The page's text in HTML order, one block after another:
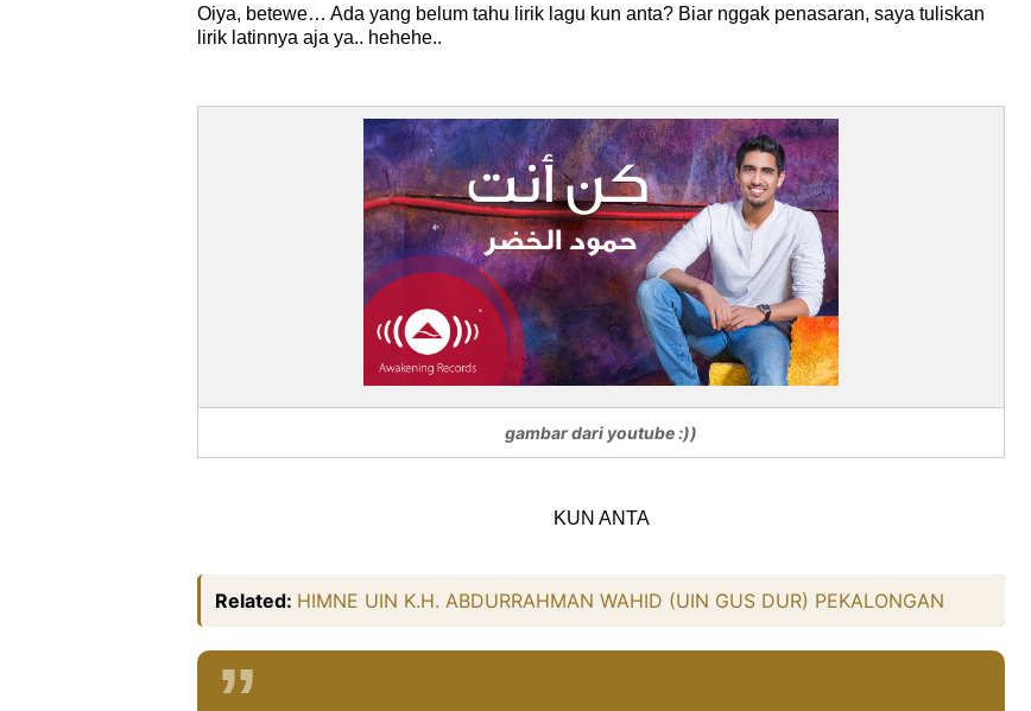
Oiya, betewe… Ada yang belum tahu lirik lagu kun anta? Biar nggak penasaran, saya tuliskan
lirik latinnya aja ya.. hehehe..
gambar dari youtube :))
KUN ANTA
Related: HIMNE UIN K.H. ABDURRAHMAN WAHID (UIN GUS DUR) PEKALONGAN